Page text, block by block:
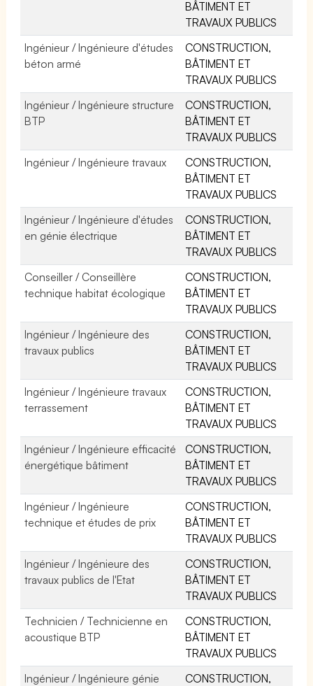
BÂTIMENT ET
TRAVAUX PUBLICS
Ingénieur / Ingénieure d'études
béton armé
CONSTRUCTION,
BÂTIMENT ET
TRAVAUX PUBLICS
Ingénieur / Ingénieure structure
BTP
CONSTRUCTION,
BÂTIMENT ET
TRAVAUX PUBLICS
Ingénieur / Ingénieure travaux
CONSTRUCTION,
BÂTIMENT ET
TRAVAUX PUBLICS
Ingénieur / Ingénieure d'études
en génie électrique
CONSTRUCTION,
BÂTIMENT ET
TRAVAUX PUBLICS
Conseiller / Conseillère
technique habitat écologique
CONSTRUCTION,
BÂTIMENT ET
TRAVAUX PUBLICS
Ingénieur / Ingénieure des
travaux publics
CONSTRUCTION,
BÂTIMENT ET
TRAVAUX PUBLICS
Ingénieur / Ingénieure travaux
terrassement
CONSTRUCTION,
BÂTIMENT ET
TRAVAUX PUBLICS
Ingénieur / Ingénieure efficacité
énergétique bâtiment
CONSTRUCTION,
BÂTIMENT ET
TRAVAUX PUBLICS
Ingénieur / Ingénieure
technique et études de prix
CONSTRUCTION,
BÂTIMENT ET
TRAVAUX PUBLICS
Ingénieur / Ingénieure des
travaux publics de l'Etat
CONSTRUCTION,
BÂTIMENT ET
TRAVAUX PUBLICS
Technicien / Technicienne en
acoustique BTP
CONSTRUCTION,
BÂTIMENT ET
TRAVAUX PUBLICS
Ingénieur / Ingénieure génie
CONSTRUCTION,